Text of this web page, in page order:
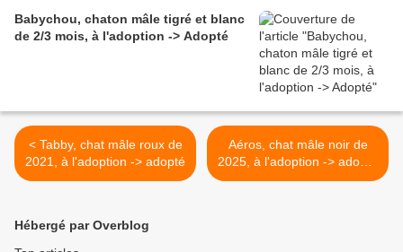
Babychou, chaton mâle tigré et blanc
de 2/3 mois, à l'adoption -> Adopté
< Tabby, chat mâle roux de
2021, à l'adoption -> adopté
Aéros, chat mâle noir de
2025, à l'adoption -> adopté
avec sa soeur Adonide >
Hébergé par Overblog